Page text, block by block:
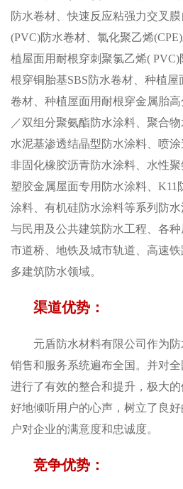
防水卷材、快速反应粘强力交叉
(PVC)防水卷材、氯化聚乙烯
植屋面用耐根穿刺聚氯乙烯(
根穿铜胎基SBS防水卷材、种植
卷材、种植屋面用耐根穿金属胎
／双组分聚氨酯防水涂料、聚合物
水泥基渗透结晶型防水涂料、喷涂
非固化橡胶沥青防水涂料、水性
塑胶金属屋面专用防水涂料、K11
涂料、有机硅防水涂料等系列防
与民用及公共建筑防水工程、各
市道桥、地铁及城市轨道、高速
多建筑防水领域。
渠道优势：
元盾防水材料有限公司作为
销售和服务系统遍布全国。并对
进行了有效的整合和提升，极大
好地倾听用户的心声，树立了良
户对企业的满意度和忠诚度。
竞争优势：